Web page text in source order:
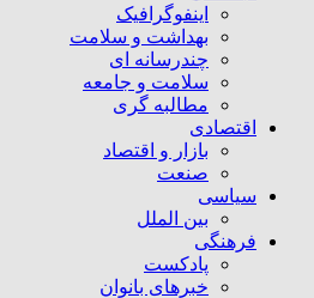
اینفوگرافیک
بهداشت و سلامت
چندرسانه ای
سلامت و جامعه
مطالبه گری
اقتصادی
بازار و اقتصاد
صنعت
سیاسی
بین الملل
فرهنگی
پادکست
خبرهای بانوان